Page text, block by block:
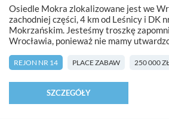
Osiedle Mokra zlokalizowane jest we
zachodniej części, 4 km od Leśnicy i DK
Mokrzańskim. Jesteśmy troszkę
Wrocławia, ponieważ nie mamy
REJON NR 14 PLACE ZABAW 250 000
SZCZEGÓŁY